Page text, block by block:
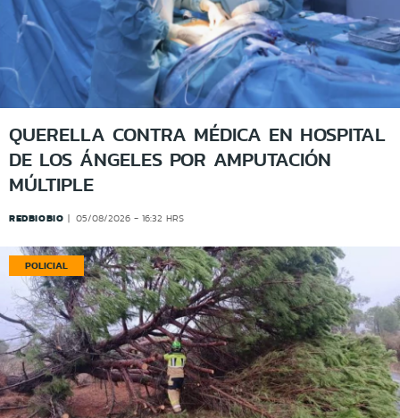
POLICIAL
QUERELLA CONTRA MÉDICA EN HOSPITAL
DE LOS ÁNGELES POR AMPUTACIÓN
MÚLTIPLE
REDBIOBIO 05/08/2026 - 16:32 HRS